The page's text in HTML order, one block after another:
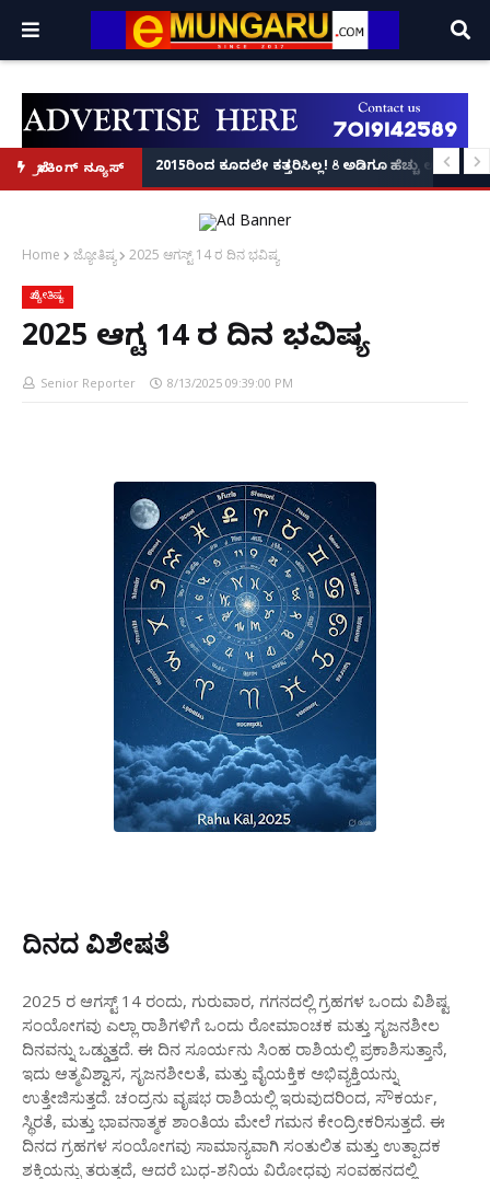
ಬ್ರೇಕಿಂಗ್ ನ್ಯೂಸ್
ಫೋಟೋ ವೈರಲ್!
ತಲವಾರ್ ಹಿಡಿದು ರೌಡಿ ಶೀಟರ್ ದಾಂಧಲೆ: ಸಾರ್ವಜನಿಕರಿಗೆ ಜೀವಬೆದರಿಕೆ ಹಾಕಿದ್ದ ಇಬ್ಬರು
2015ರಿಂದ ಕೂದಲೇ ಕತ್ತರಿಸಿಲ್ಲ! 8 ಅಡಿಗೂ ಹೆಚ್ಚು
Home ಜ್ಯೋತಿಷ್ಯ 2025 ಆಗಸ್ಟ್ 14 ರ ದಿನ ಭವಿಷ್ಯ
ಜ್ಯೋತಿಷ್ಯ
2025 ಆಗಸ್ಟ್ 14 ರ ದಿನ ಭವಿಷ್ಯ
Senior Reporter 8/13/2025 09:39:00 PM
ದಿನದ ವಿಶೇಷತೆ
2025 ರ ಆಗಸ್ಟ್ 14 ರಂದು, ಗುರುವಾರ, ಗಗನದಲ್ಲಿ ಗ್ರಹಗಳ ಒಂದು ವಿಶಿಷ್ಟ
ಸಂಯೋಗವು ಎಲ್ಲಾ ರಾಶಿಗಳಿಗೆ ಒಂದು ರೋಮಾಂಚಕ ಮತ್ತು ಸೃಜನಶೀಲ
ದಿನವನ್ನು ಒಡ್ಡುತ್ತದೆ. ಈ ದಿನ ಸೂರ್ಯನು ಸಿಂಹ ರಾಶಿಯಲ್ಲಿ ಪ್ರಕಾಶಿಸುತ್ತಾನೆ,
ಇದು ಆತ್ಮವಿಶ್ವಾಸ, ಸೃಜನಶೀಲತೆ, ಮತ್ತು ವೈಯಕ್ತಿಕ ಅಭಿವ್ಯಕ್ತಿಯನ್ನು
ಉತ್ತೇಜಿಸುತ್ತದೆ. ಚಂದ್ರನು ವೃಷಭ ರಾಶಿಯಲ್ಲಿ ಇರುವುದರಿಂದ, ಸೌಕರ್ಯ,
ಸ್ಥಿರತೆ, ಮತ್ತು ಭಾವನಾತ್ಮಕ ಶಾಂತಿಯ ಮೇಲೆ ಗಮನ ಕೇಂದ್ರೀಕರಿಸುತ್ತದೆ. ಈ
ದಿನದ ಗ್ರಹಗಳ ಸಂಯೋಗವು ಸಾಮಾನ್ಯವಾಗಿ ಸಂತುಲಿತ ಮತ್ತು ಉತ್ಪಾದಕ
ಶಕ್ತಿಯನ್ನು ತರುತ್ತದೆ, ಆದರೆ ಬುಧ-ಶನಿಯ ವಿರೋಧವು ಸಂವಹನದಲ್ಲಿ